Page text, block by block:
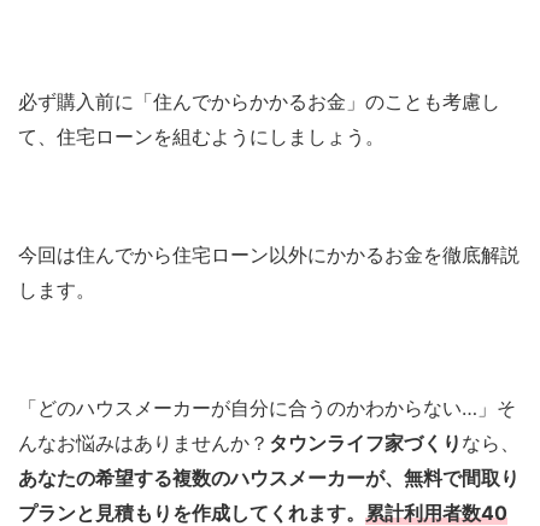
必ず購入前に「住んでからかかるお金」のことも考慮し
て、住宅ローンを組むようにしましょう。
今回は住んでから住宅ローン以外にかかるお金を徹底解説
します。
「どのハウスメーカーが自分に合うのかわからない…」そ
んなお悩みはありませんか？ タウンライフ家づくり なら、
あなたの希望する複数のハウスメーカーが、無料で間取り
プランと見積もりを作成してくれます。 累計利用者数40